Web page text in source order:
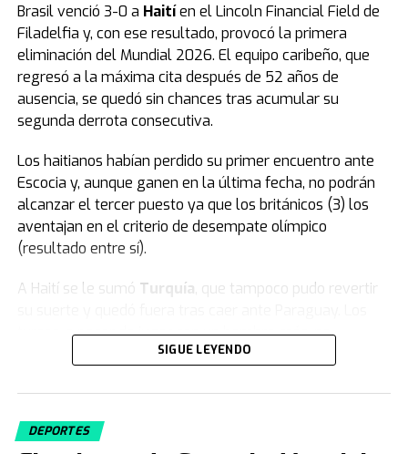
Brasil venció 3-0 a Haitíen el Lincoln Financial Field de
Filadelfia y, con ese resultado, provocó la primera
eliminación del Mundial 2026. El equipo caribeño, que
regresó a la máxima cita después de 52 años de
ausencia, se quedó sin chances tras acumular su
segunda derrota consecutiva.
Los haitianos habían perdido su primer encuentro ante
Escocia y, aunque ganen en la última fecha, no podrán
alcanzar el tercer puesto ya que los británicos (3) los
aventajan en el criterio de desempate olímpico
(resultado entre sí).
A Haití se le sumó Turquía , que tampoco pudo revertir
turcos, a pesar de jugar con un hombre más, no
lograron dar vuelta el resultado y firmaron una rápida
Mundo.
Fuente: TN
SIGUE LEYENDO
DEPORTES